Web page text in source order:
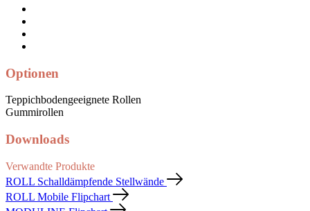
Optionen
Teppichbodengeeignete Rollen
Gummirollen
Downloads
Verwandte Produkte
ROLL Schalldämpfende Stellwände
ROLL Mobile Flipchart